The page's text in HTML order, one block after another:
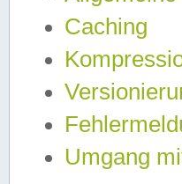
Caching
Umgang